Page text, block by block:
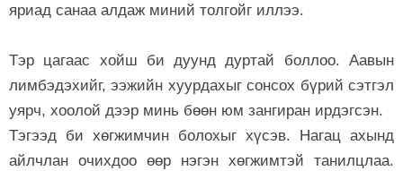
яриад санаа алдаж миний толгойг иллээ.
Тэр цагаас хойш би дуунд дуртай боллоо. Аавын
лимбэдэхийг, ээжийн хуурдахыг сонсох бүрий сэтгэл
уярч, хоолой дээр минь бөөн юм зангиран ирдэгсэн.
Тэгээд би хөгжимчин болохыг хүсэв. Нагац ахынд
айлчлан очихдоо өөр нэгэн хөгжимтэй танилцлаа.